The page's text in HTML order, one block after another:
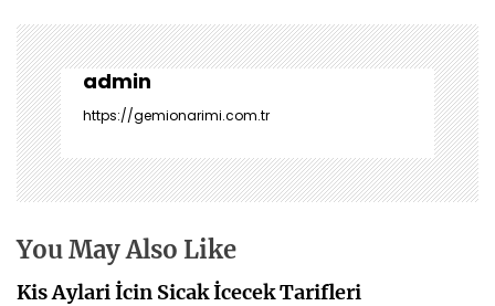
e
z
i
n
m
e
s
admin
https://gemionarimi.com.tr
You May Also Like
Kis Aylari İcin Sicak İcecek Tarifleri